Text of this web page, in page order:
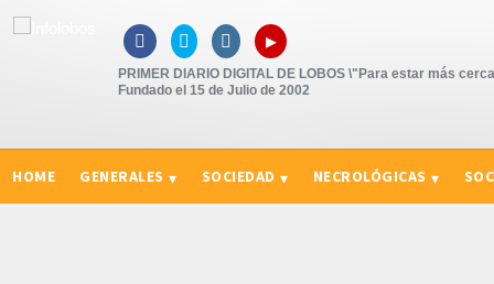
   ▸
PRIMER DIARIO DIGITAL DE LOBOS \"Para estar más
Fundado el 15 de Julio de 2002
HOME GENERALES SOCIEDAD NECROLÓGICAS